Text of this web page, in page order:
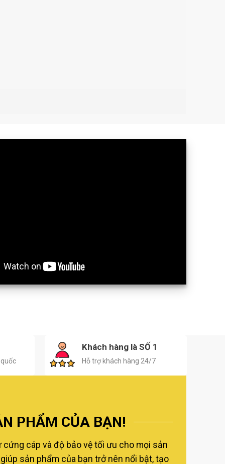
Khách hàng là SỐ 1
Hỗ trợ khách hàng 24/7
PHẨM CỦA BẠN!
cáp và độ bảo vệ tối ưu cho mọi sản
sản phẩm của bạn trở nên nổi bật, tạo